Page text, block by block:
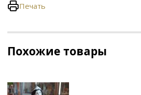
Печать
Похожие товары